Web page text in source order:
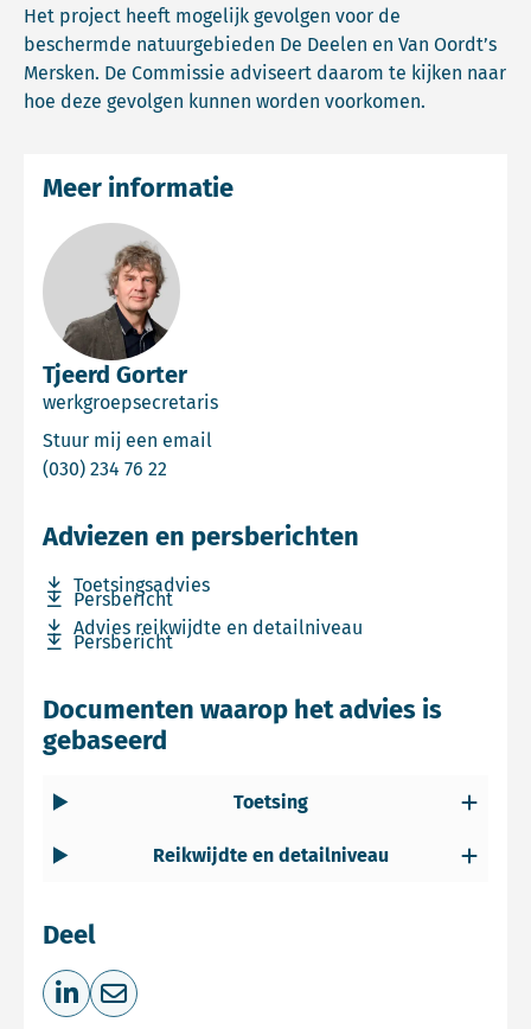
Het project heeft mogelijk gevolgen voor de
beschermde natuurgebieden De Deelen en Van Oordt’s
Mersken. De Commissie adviseert daarom te kijken naar
hoe deze gevolgen kunnen worden voorkomen.
Tjeerd Gorter
werkgroepsecretaris
Stuur mij een email
(030) 234 76 22
Meer informatie
Adviezen en persberichten
Toetsingsadvies
Download bestand Toetsingsadvies
Persbericht
Download bestand Persbericht
Advies reikwijdte en detailniveau
Download bestand Advies reikwijdte en detailniveau
Persbericht
Download bestand Persbericht
Documenten waarop het advies is
gebaseerd
Toetsing
Reikwijdte en detailniveau
Deel
Deel op LinkedIn
Deel via e-mail